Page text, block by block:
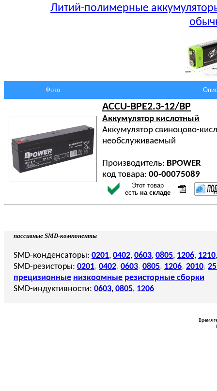
Литий-полимерные
Фото
ACCU-BPE2.3-12/BP
Аккумулятор кислотный
Аккумулятор свиноцово-
необслуживаемый
Производитель: BPOWER
код товара: 00-00075089
Этот товар
есть на складе
пассивные SMD-компоненты
SMD-конденсаторы: 0201, 0402, 0603, 0805, 1206, 1210,
SMD-резисторы: 0201, 0402, 0603, 0805, 1206, 2010,
прецизионные низкоомные резисторные сборки
SMD-индуктивности: 0603, 0805, 1206
Время